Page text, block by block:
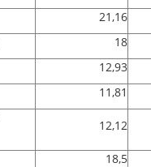
21,16
18
12,93
11,81
12,12
18,5